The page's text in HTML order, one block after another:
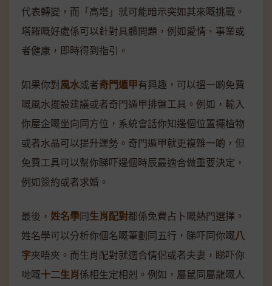
代表轉變，而「高塔」就可能暗示突如其來嘅挑戰。
塔羅嘅好處係可以針對具體問題，例如愛情、事業或
者健康，即時得到指引。
如果你對風水或者奇門遁甲有興趣，可以搵一啲免費
嘅風水擺設建議或者奇門遁甲排盤工具。例如，輸入
你屋企嘅坐向同方位，系統會話你知邊個位置擺植物
或者水晶可以提升運勢。奇門遁甲就更複雜一啲，但
免費工具可以幫你睇吓邊個時辰最適合做重要決定，
例如簽約或者求婚。
最後， 姓名學同生肖配對都係免費占卜嘅熱門選擇。
姓名學可以分析你個名嘅筆劃同五行，睇吓同你嘅八
字夾唔夾。而生肖配對就適合情侶或者夫妻，睇吓你
哋嘅十二生肖係相生定相剋。例如，屬鼠同屬龍嘅人